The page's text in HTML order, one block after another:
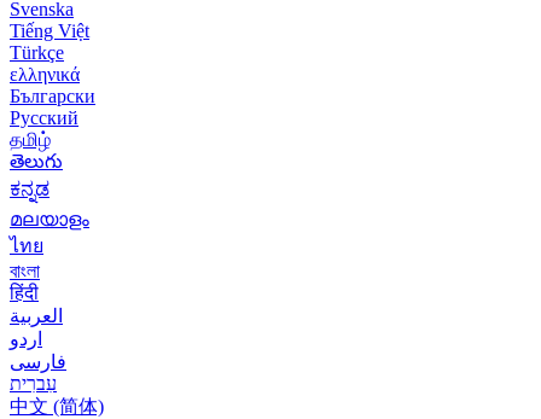
Svenska
Tiếng Việt
Türkçe
ελληνικά
Български
Русский
தமிழ்
తెలుగు
ಕನ್ನಡ
മലയാളം
ไทย
বাংলা
हिंदी
العربية
اردو
فارسی
עִברִית
中文 (简体)